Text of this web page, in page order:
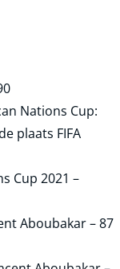
Nations Cup:
plaats FIFA
Cup 2021 –
Aboubakar – 87